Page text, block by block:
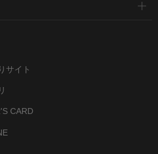
サイト
CARD